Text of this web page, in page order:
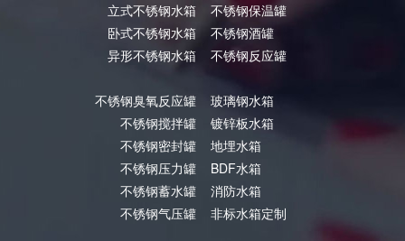
立式不锈钢水箱
卧式不锈钢水箱
异形不锈钢水箱
不锈钢臭氧反应罐
不锈钢搅拌罐
不锈钢密封罐
不锈钢压力罐
不锈钢蓄水罐
不锈钢气压罐
不锈钢保温罐
不锈钢酒罐
不锈钢反应罐
玻璃钢水箱
镀锌板水箱
地埋水箱
BDF水箱
消防水箱
非标水箱定制